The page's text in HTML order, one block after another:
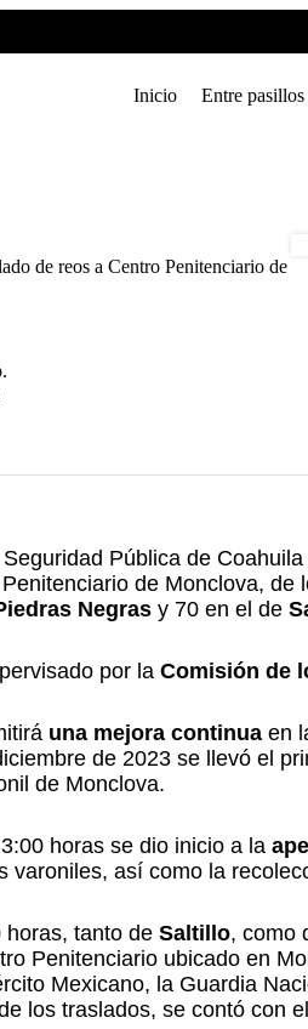
Inicio Entre pasillos
de reos a Centro Penitenciario de
Pública de
de Monclova,
Negras y 70 en el de
por la Comisión de
una mejora continua en
de 2023 se llevó el
de Monclova.
horas se dio inicio a la
varoniles, así como la
horas, tanto de Saltillo, como
Penitenciario ubicado en
Mexicano, la Guardia
los traslados, se contó con